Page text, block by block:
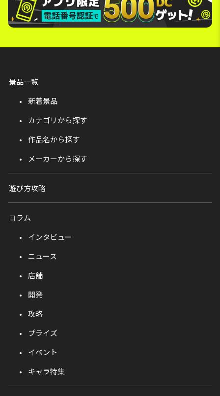
景品一覧
新着景品
カテゴリから探す
作品名から探す
メーカーから探す
遊び方攻略
コラム
インタビュー
ニュース
店舗
開発
攻略
プライズ
イベント
キャラ特集